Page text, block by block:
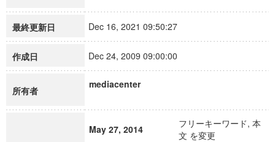
最終更新日 Dec 16, 2021 09:50:27
作成日 Dec 24, 2009 09:00:00
所有者
mediacenter
May 27, 2014
フリーキーワード, 本
文 を変更